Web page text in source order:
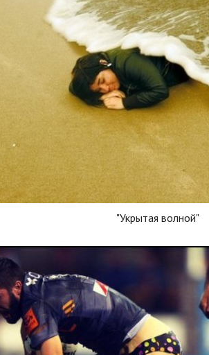
"Укрытая волной"